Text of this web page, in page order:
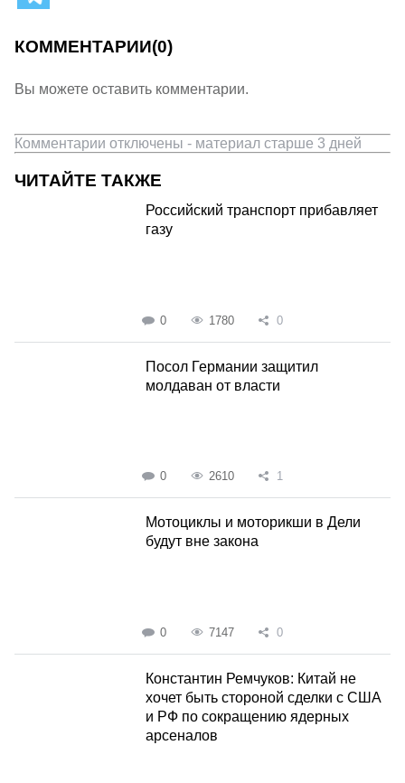
КОММЕНТАРИИ(0)
Вы можете оставить комментарии.
Комментарии отключены - материал старше 3 дней
ЧИТАЙТЕ ТАКЖЕ
Российский транспорт прибавляет
газу
0 1780 0
Посол Германии защитил
молдаван от власти
0 2610 1
Мотоциклы и моторикши в Дели
будут вне закона
0 7147 0
Константин Ремчуков: Китай не
хочет быть стороной сделки с США
и РФ по сокращению ядерных
арсеналов